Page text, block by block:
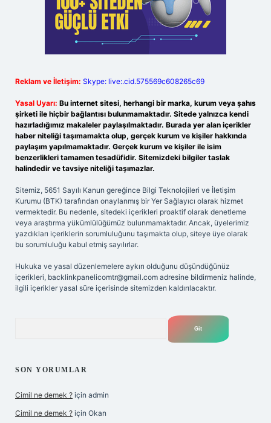
Reklam ve İletişim: Skype: live:.cid.575569c608265c69
Yasal Uyarı: Bu internet sitesi, herhangi bir marka, kurum veya şahıs
şirketi ile hiçbir bağlantısı bulunmamaktadır. Sitede yalnızca kendi
hazırladığımız makaleler paylaşılmaktadır. Burada yer alan içerikler
haber niteliği taşımamakta olup, gerçek kurum ve kişiler hakkında
paylaşım yapılmamaktadır. Gerçek kurum ve kişiler ile isim
benzerlikleri tamamen tesadüfidir. Sitemizdeki bilgiler taslak
halindedir ve tavsiye niteliği taşımazlar.
Sitemiz, 5651 Sayılı Kanun gereğince Bilgi Teknolojileri ve İletişim
Kurumu (BTK) tarafından onaylanmış bir Yer Sağlayıcı olarak hizmet
vermektedir. Bu nedenle, sitedeki içerikleri proaktif olarak denetleme
veya araştırma yükümlülüğümüz bulunmamaktadır. Ancak, üyelerimiz
yazdıkları içeriklerin sorumluluğunu taşımakta olup, siteye üye olarak
bu sorumluluğu kabul etmiş sayılırlar.
Hukuka ve yasal düzenlemelere aykırı olduğunu düşündüğünüz
içerikleri, backlinkpanelicomtr@gmail.com adresine bildirmeniz halinde,
ilgili içerikler yasal süre içerisinde sitemizden kaldırılacaktır.
SON YORUMLAR
Cimil ne demek ? için admin
Cimil ne demek ? için Okan